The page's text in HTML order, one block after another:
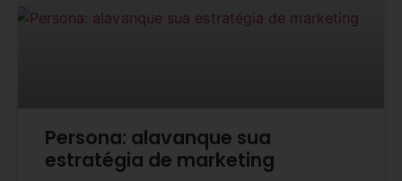
Persona: alavanque sua
estratégia de marketing